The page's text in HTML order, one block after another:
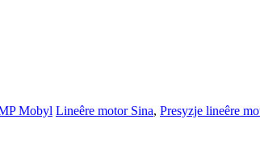
Mobyl Lineêre motor Sina, Presyzje lineêre